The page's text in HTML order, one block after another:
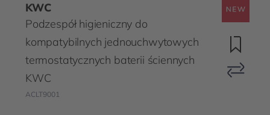
KWC
Podzespół higieniczny do
kompatybilnych jednouchwytowych
termostatycznych baterii ściennych
KWC
ACLT9001